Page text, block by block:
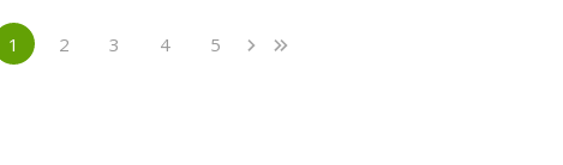
1(current)
2 3 4 5 ›
Next
»
Last